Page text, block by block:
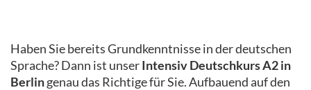
Haben Sie bereits Grundkenntnisse in der deutschen
Sprache? Dann ist unserIntensiv Deutschkurs A2 in
Berlingenau das Richtige für Sie. Aufbauend auf den